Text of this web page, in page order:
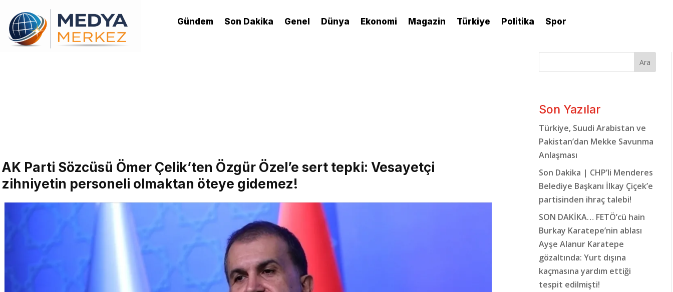
Gündem Son Dakika Genel Dünya Ekonomi Magazin Türkiye Politika Spor
AK Parti Sözcüsü Ömer Çelik’ten Özgür Özel’e sert tepki: Vesayetçi
zihniyetin personeli olmaktan öteye gidemez!
Ara
Son Yazılar
Türkiye, Suudi Arabistan ve
Pakistan’dan Mekke Savunma
Anlaşması
Son Dakika | CHP’li Menderes
Belediye Başkanı İlkay Çiçek’e
partisinden ihraç talebi!
SON DAKİKA… FETÖ’cü hain
Burkay Karatepe’nin ablası
Ayşe Alanur Karatepe
gözaltında: Yurt dışına
kaçmasına yardım ettiği
tespit edilmişti!